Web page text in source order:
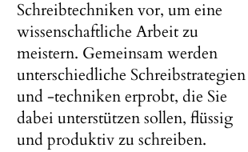
Schreibtechniken vor, um eine
wissenschaftliche Arbeit zu
meistern. Gemeinsam werden
unterschiedliche Schreibstrategien
und -techniken erprobt, die Sie
dabei unterstützen sollen, flüssig
und produktiv zu schreiben.